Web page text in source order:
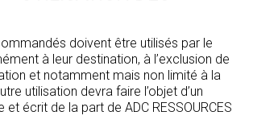
doivent être utilisés par le
à leur destination, à l’exclusion de
et notamment mais non limité à la
utilisation devra faire l’objet d’un
écrit de la part de ADC RESSOURCES